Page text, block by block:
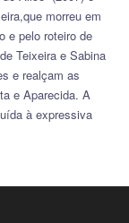
morreu em
e pelo roteiro de
Teixeira e Sabina
e realçam as
e Aparecida. A
à expressiva